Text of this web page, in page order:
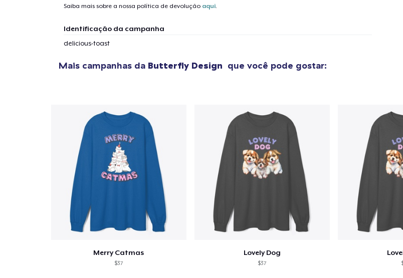
Saiba mais sobre a nossa política de devolução aqui.
Identificação da campanha
delicious-toast
Mais campanhas da Butterfly Design que você pode gostar:
Merry Catmas
$37
Lovely Dog
$37
artigo adicionado ao
Seguir para a Finalização da